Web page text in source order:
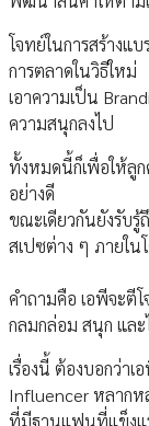
โจทย์ในการสร้างแ
การตลาดในวิธีใหม่
เอาความเป็น
ความสนุกลงไป
ทั้งหมดนี้ก็เพื่อให้ลู
อย่างดี
ขณะเดียวกันยังรับรู้
สเปซต่าง ๆ ภายในโ
คำถามคือ เอพีจะตี
กลมกล่อม สนุก และ
เรื่องนี้ ต้องบอกว่า
Influencer หลากห
ที่มีฐานแฟนที่แข็งแ